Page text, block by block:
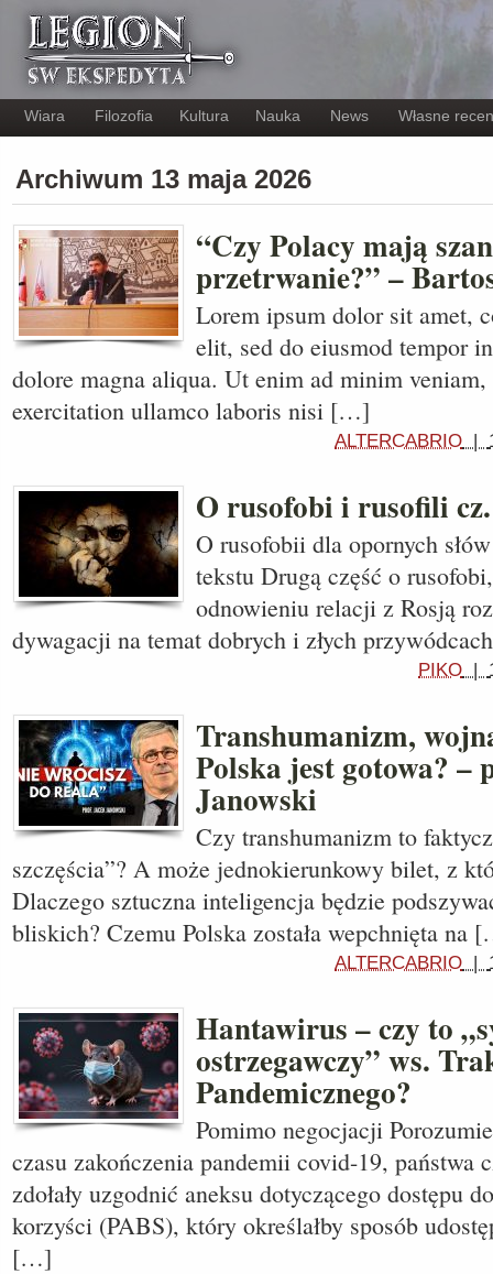
Wiara Filozofia Kultura Nauka News Własne
Archiwum 13 maja 2026
“Czy Polacy mają
przetrwanie?” –
Lorem ipsum dolor sit amet,
elit, sed do eiusmod tempor
dolore magna aliqua. Ut enim ad minim
exercitation ullamco laboris nisi […]
ALTERCABRIO |
O rusofobi i rusofili
O rusofobii dla opornych
tekstu Drugą część o
odnowieniu relacji z Rosją
dywagacji na temat dobrych i złych
PIKO |
Transhumanizm,
Polska jest gotowa? –
Janowski
Czy transhumanizm to
szczęścia”? A może jednokierunkowy bilet, z
Dlaczego sztuczna inteligencja będzie
bliskich? Czemu Polska została wepchnięta na
ALTERCABRIO |
Hantawirus – czy to
ostrzegawczy” ws.
Pandemicznego?
Pomimo negocjacji
czasu zakończenia pandemii covid-19, państwa
zdołały uzgodnić aneksu dotyczącego dostępu
korzyści (PABS), który określałby sposób
[…]